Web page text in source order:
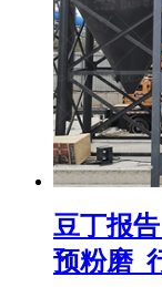
豆丁报
预粉磨_